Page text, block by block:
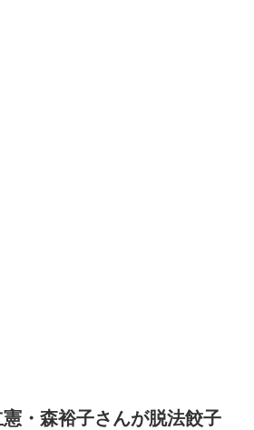
・森裕子さんが脱法餃子